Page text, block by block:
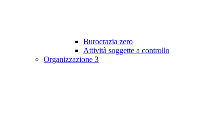
Burocrazia zero
Attività soggette a controllo
Organizzazione 3